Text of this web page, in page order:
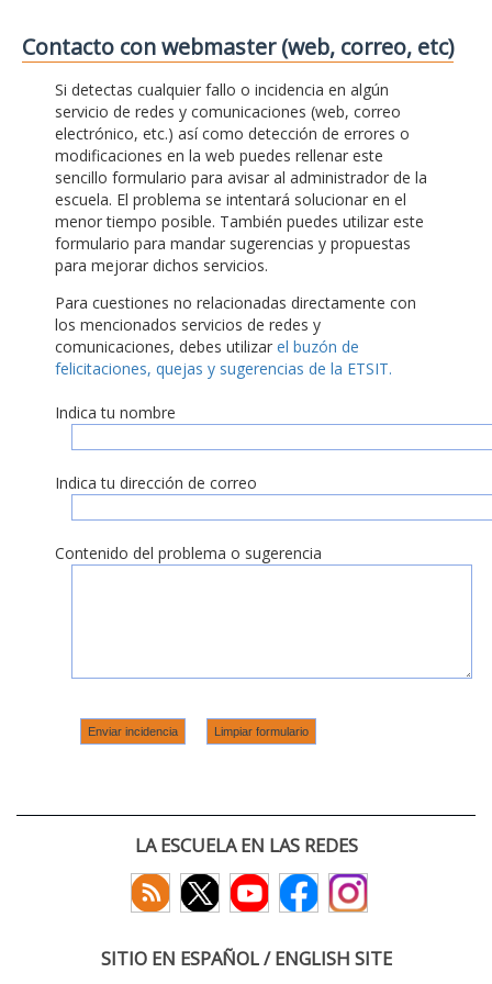
Contacto con webmaster (web, correo, etc)
Si detectas cualquier fallo o incidencia en algún
servicio de redes y comunicaciones (web, correo
electrónico, etc.) así como detección de errores o
modificaciones en la web puedes rellenar este
sencillo formulario para avisar al administrador de la
escuela. El problema se intentará solucionar en el
menor tiempo posible. También puedes utilizar este
formulario para mandar sugerencias y propuestas
para mejorar dichos servicios.
Para cuestiones no relacionadas directamente con
los mencionados servicios de redes y
comunicaciones, debes utilizar el buzón de
felicitaciones, quejas y sugerencias de la ETSIT.
Indica tu nombre
Indica tu dirección de correo
Contenido del problema o sugerencia
LA ESCUELA EN LAS REDES
SITIO EN ESPAÑOL / ENGLISH SITE